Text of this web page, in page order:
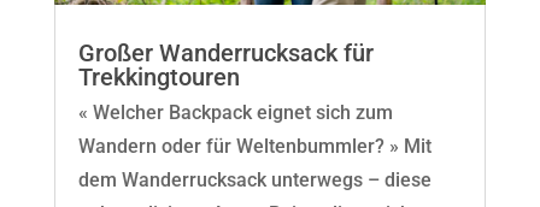
Großer Wanderrucksack für
Trekkingtouren
« Welcher Backpack eignet sich zum
Wandern oder für Weltenbummler? » Mit
dem Wanderrucksack unterwegs – diese